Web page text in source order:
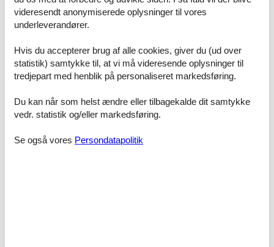
konkurrenter, som udlejer dit foretrukne sommerhus i vandkanten
Juelsminde til en pris, som er billigere end den, du finder hos os.
udbetaler vi dig hele differencen. Beløbet bliver overført direkte til
din konto.
Hvis du har spørgsmål eller særlige ønsker i forbindelse med din
velkommen til at kontakte os. Send en mail til info@feline.dk eller
ring på 8724 2251.
videresendt anonymiserede oplysninger til vores
underleverandører.
Hvis du accepterer brug af alle cookies, giver du (ud over
statistik) samtykke til, at vi må videresende oplysninger til
tredjepart med henblik på personaliseret markedsføring.
Du kan når som helst ændre eller tilbagekalde dit samtykke
vedr. statistik og/eller markedsføring.
Se også vores Persondatapolitik